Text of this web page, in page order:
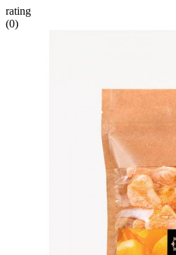
rating
(0)